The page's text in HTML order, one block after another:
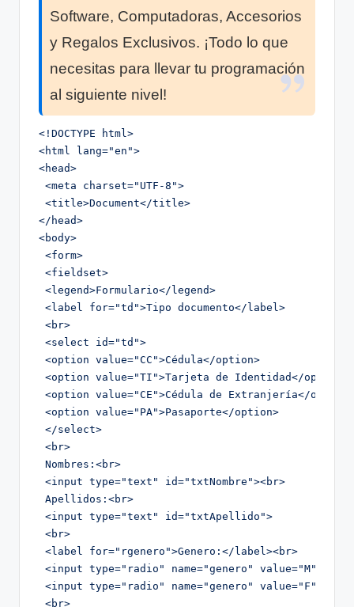
Software, Computadoras, Accesorios
y Regalos Exclusivos. ¡Todo lo que
necesitas para llevar tu programación
al siguiente nivel!
<!DOCTYPE html>
<html lang="en">
<head>
<meta charset="UTF-8">
<title>Document</title>
</head>
<body>
<form>
<fieldset>
<legend>Formulario</legend>
<label for="td">Tipo documento</label>
<br>
<select id="td">
<option value="CC">Cédula</option>
<option value="TI">Tarjeta de Identidad</option>
<option value="CE">Cédula de Extranjería</option>
<option value="PA">Pasaporte</option>
</select>
<br>
Nombres:<br>
<input type="text" id="txtNombre"><br>
Apellidos:<br>
<input type="text" id="txtApellido">
<br>
<label for="rgenero">Genero:</label><br>
<input type="radio" name="genero" value="M"
<input type="radio" name="genero" value="F">
<br>